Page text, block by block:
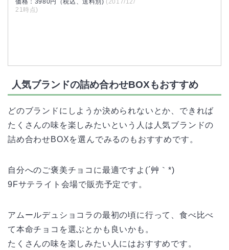
価格：3980円（税込、送料別) (2017/12/
21時点)
人気ブランドの詰め合わせBOXもおすすめ
どのブランドにしようか決められないとか、できれば
たくさんの味を楽しみたいという人は人気ブランドの
詰め合わせBOXを選んでみるのもおすすめです。
自分へのご褒美チョコに最適ですよ(´艸｀*)
9Fサテライト会場で販売予定です。
アムールデュショコラの最初の頃に行って、食べ比べ
て本命チョコを選ぶとかも良いかも。
たくさんの味を楽しみたい人にはおすすめです。